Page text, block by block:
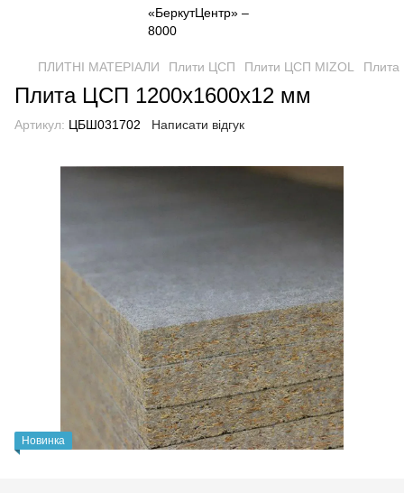
ПЛИТНІ МАТЕРІАЛИ Плити ЦСП Плити ЦСП MIZOL
Плита ЦСП 1200х1600х12 мм
Артикул: ЦБШ031702 Написати відгук
Новинка